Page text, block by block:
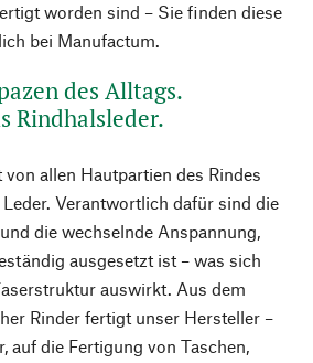
worden sind – Sie finden diese
bei Manufactum.
des Alltags.
Rindhalsleder.
allen Hautpartien des Rindes
Verantwortlich dafür sind die
die wechselnde Anspannung,
ausgesetzt ist – was sich
auswirkt. Aus dem
Rinder fertigt unser Hersteller –
auf die Fertigung von Taschen,